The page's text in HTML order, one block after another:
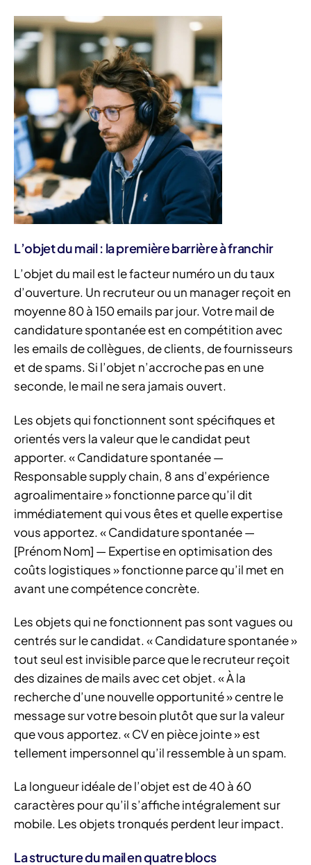
L’objet du mail : la première barrière à franchir
L’objet du mail est le facteur numéro un du taux
d’ouverture. Un recruteur ou un manager reçoit en
moyenne 80 à 150 emails par jour. Votre mail de
candidature spontanée est en compétition avec
les emails de collègues, de clients, de fournisseurs
et de spams. Si l’objet n’accroche pas en une
seconde, le mail ne sera jamais ouvert.
Les objets qui fonctionnent sont spécifiques et
orientés vers la valeur que le candidat peut
apporter. « Candidature spontanée —
Responsable supply chain, 8 ans d’expérience
agroalimentaire » fonctionne parce qu’il dit
immédiatement qui vous êtes et quelle expertise
vous apportez. « Candidature spontanée —
[Prénom Nom] — Expertise en optimisation des
coûts logistiques » fonctionne parce qu’il met en
avant une compétence concrète.
Les objets qui ne fonctionnent pas sont vagues ou
centrés sur le candidat. « Candidature spontanée »
tout seul est invisible parce que le recruteur reçoit
des dizaines de mails avec cet objet. « À la
recherche d’une nouvelle opportunité » centre le
message sur votre besoin plutôt que sur la valeur
que vous apportez. « CV en pièce jointe » est
tellement impersonnel qu’il ressemble à un spam.
La longueur idéale de l’objet est de 40 à 60
caractères pour qu’il s’affiche intégralement sur
mobile. Les objets tronqués perdent leur impact.
La structure du mail en quatre blocs